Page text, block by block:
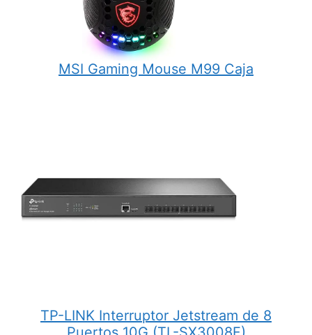
MSI Gaming Mouse M99 Caja
TP-LINK Interruptor Jetstream de 8